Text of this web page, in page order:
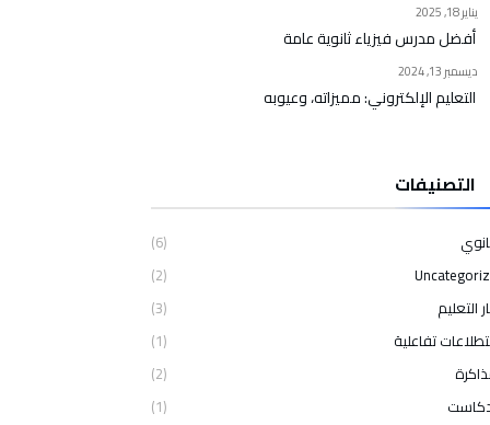
يناير 18, 2025
أفضل مدرس فيزياء ثانوية عامة
ديسمبر 13, 2024
التعليم الإلكتروني: مميزاته، وعيوبه
التصنيفات
(6)
(2)
التعليم
(3)
تفاعلية
(1)
(2)
(1)